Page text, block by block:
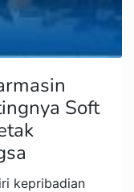
Soft
kepribadian